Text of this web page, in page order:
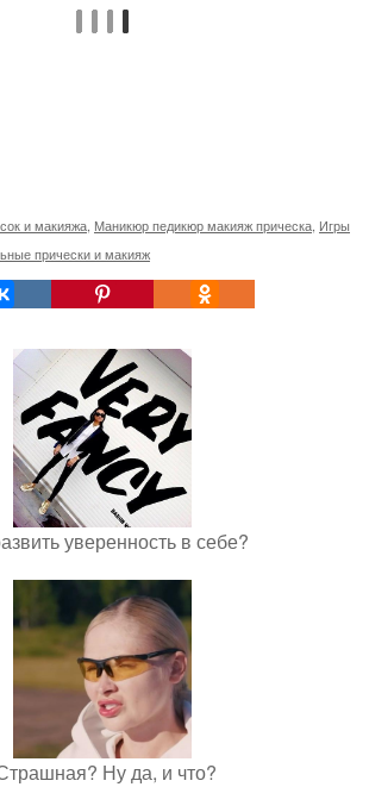
и макияжа Маникюр педикюр макияж прическа Игры
прически и макияж
уверенность в себе?
Ну да, и что?